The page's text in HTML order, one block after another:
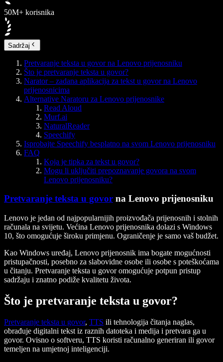
50M+ korisnika
Sadržaj
Pretvaranje teksta u govor na Lenovo prijenosniku
Što je pretvaranje teksta u govor?
Narator – zadana aplikacija za tekst u govor na Lenovo
prijenosnicima
Alternative Naratoru za Lenovo prijenosnike
Read Aloud
Murf.ai
NaturalReader
Speechify
Isprobajte Speechify besplatno na svom Lenovo prijenosniku
FAQ
Koja je tipka za tekst u govor?
Mogu li uključiti prepoznavanje govora na svom
Lenovo prijenosniku?
Pretvaranje teksta u govor na Lenovo prijenosniku
Lenovo je jedan od najpopularnijih proizvođača prijenosnih i stolnih
računala na svijetu. Većina Lenovo prijenosnika dolazi s Windows
10, što omogućuje široku primjenu. Ograničenje je samo vaš budžet.
Kao Windows uređaj, Lenovo prijenosnik ima bogate mogućnosti
pristupačnosti, posebno za slabovidne osobe ili osobe s poteškoćama
u čitanju. Pretvaranje teksta u govor omogućuje potpun pristup
sadržaju i znatno podiže kvalitetu života.
Što je pretvaranje teksta u govor?
Pretvaranje teksta u govor, TTS ili tehnologija čitanja naglas,
obrađuje digitalni tekst iz raznih datoteka i medija i pretvara ga u
govor. Ovisno o softveru, TTS koristi računalno generiran ili govor
temeljen na umjetnoj inteligenciji.